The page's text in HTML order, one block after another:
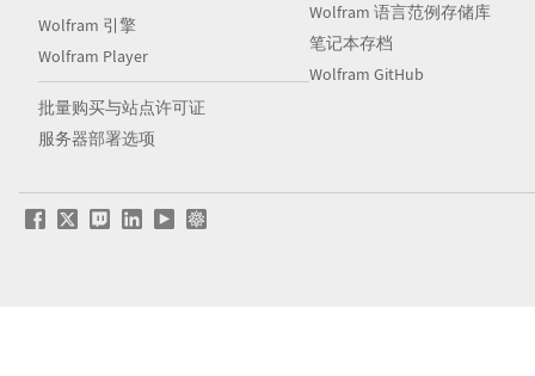
Wolfram 引擎
Wolfram Player
批量购买与站点许可证
服务器部署选项
Wolfram 语言范例存储库
笔记本存档
Wolfram GitHub